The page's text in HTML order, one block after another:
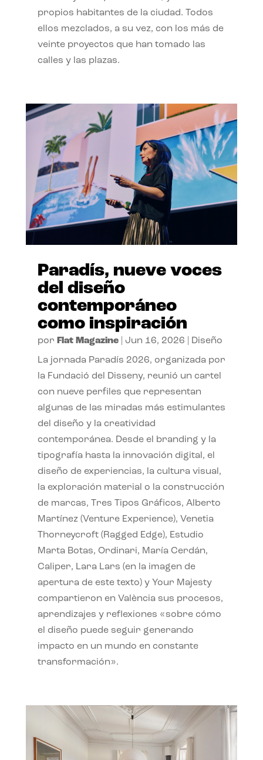
propios habitantes de la ciudad. Todos
ellos mezclados, a su vez, con los más de
veinte proyectos que han tomado las
calles y las plazas.
Paradís, nueve voces
del diseño
contemporáneo
como inspiración
por Flat Magazine| Jun 16, 2026 Diseño
La jornada Paradís 2026, organizada por
la Fundació del Disseny, reunió un cartel
con nueve perfiles que representan
algunas de las miradas más estimulantes
del diseño y la creatividad
contemporánea. Desde el branding y la
tipografía hasta la innovación digital, el
diseño de experiencias, la cultura visual,
la exploración material o la construcción
de marcas, Tres Tipos Gráficos, Alberto
Martínez (Venture Experience), Venetia
Thorneycroft (Ragged Edge), Estudio
Marta Botas, Ordinari, María Cerdán,
Caliper, Lara Lars (en la imagen de
apertura de este texto) y Your Majesty
compartieron en València sus procesos,
aprendizajes y reflexiones «sobre cómo
el diseño puede seguir generando
impacto en un mundo en constante
transformación».